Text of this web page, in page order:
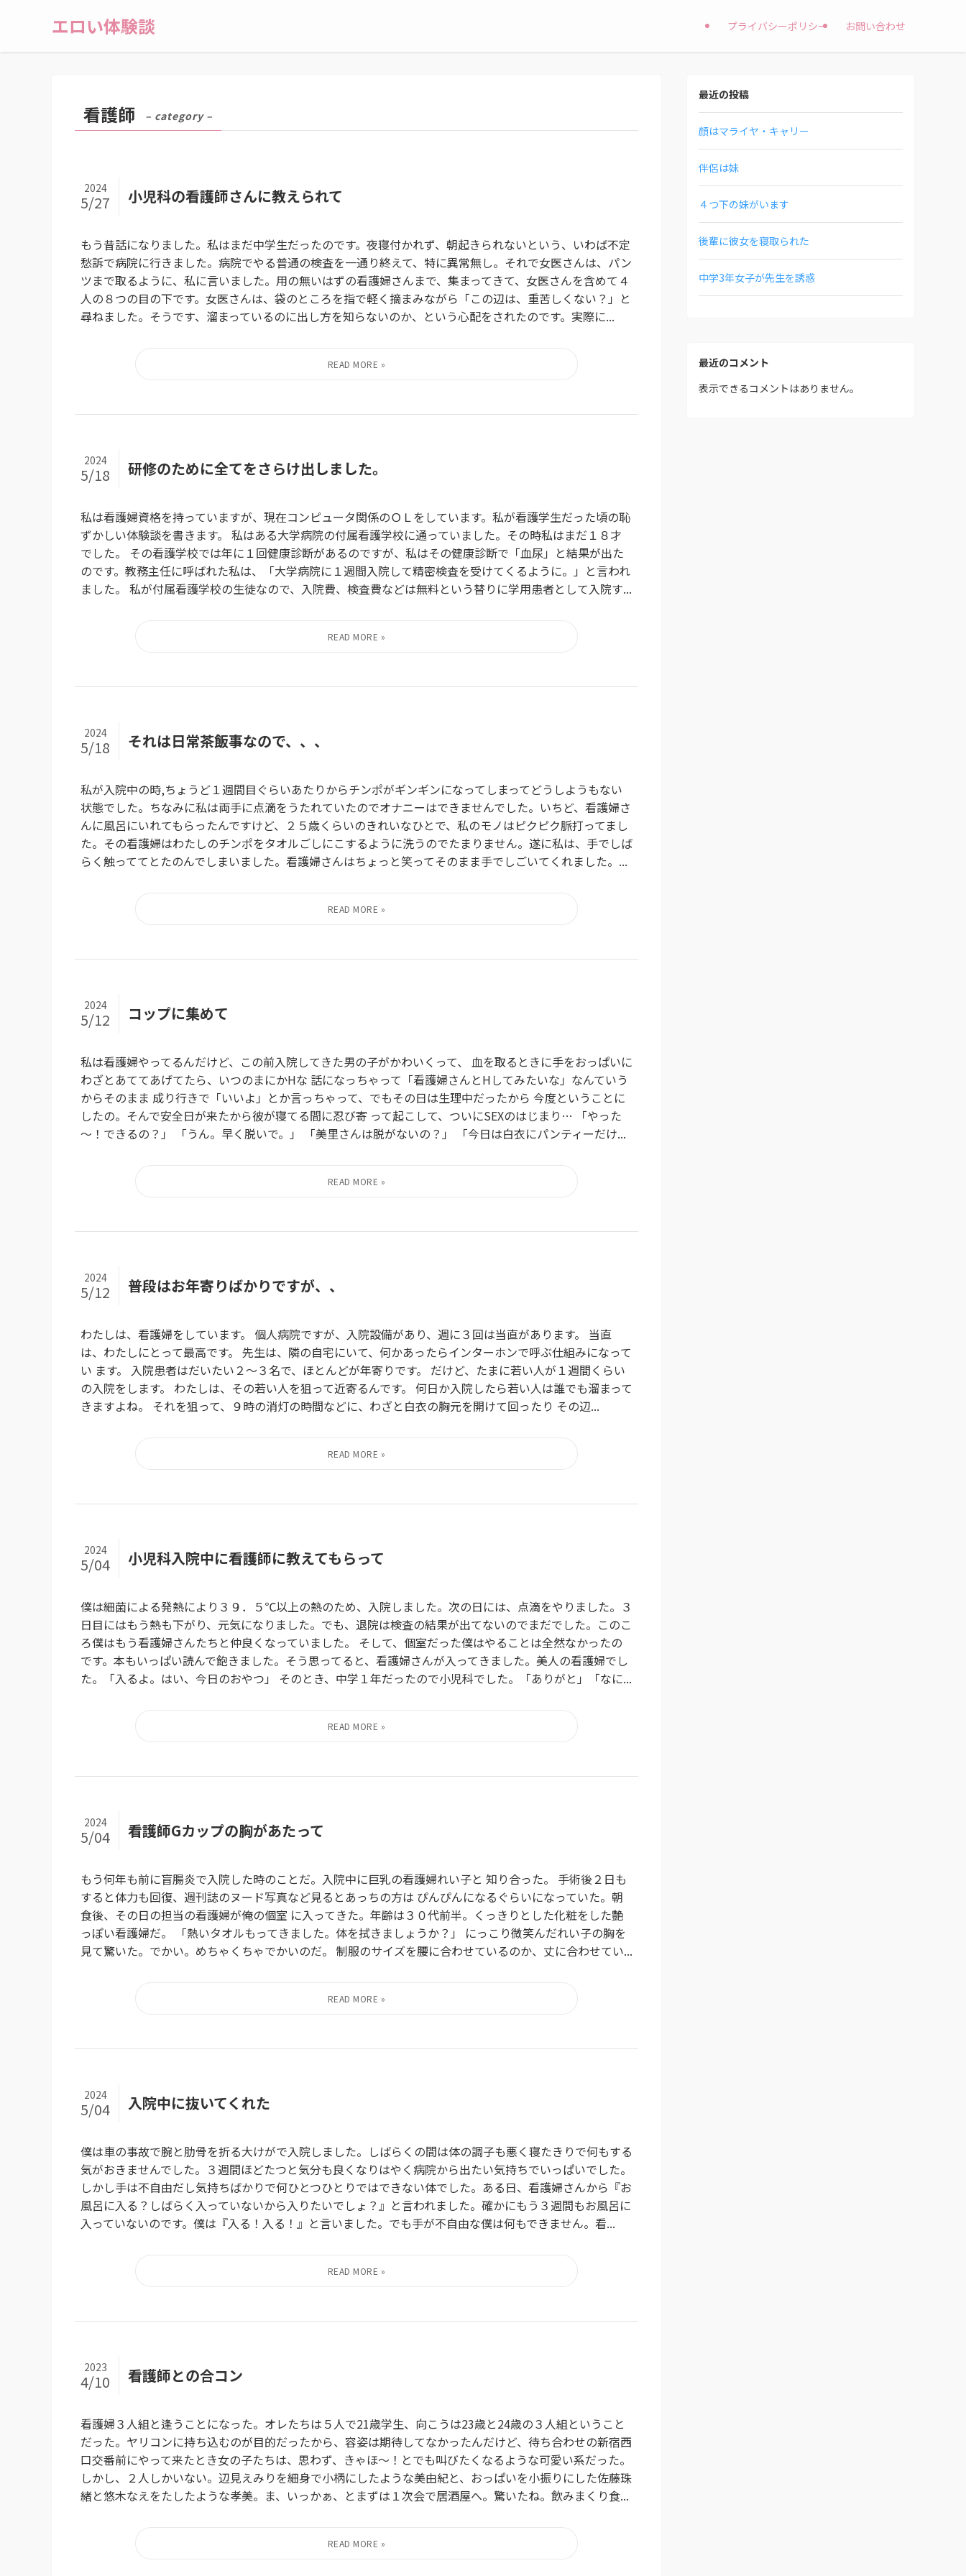
エロい体験談 プライバシーポリシー お問い合わせ
看護師 – category –
小児科の看護師さんに教えられて
2024
5/27
もう昔話になりました。私はまだ中学生だったのです。夜寝付かれず、朝起きられないという、いわば不定
愁訴で病院に行きました。病院でやる普通の検査を一通り終えて、特に異常無し。それで女医さんは、パン
ツまで取るように、私に言いました。用の無いはずの看護婦さんまで、集まってきて、女医さんを含めて４
人の８つの目の下です。女医さんは、袋のところを指で軽く摘まみながら「この辺は、重苦しくない？」と
尋ねました。そうです、溜まっているのに出し方を知らないのか、という心配をされたのです。実際に...
研修のために全てをさらけ出しました。
2024
5/18
私は看護婦資格を持っていますが、現在コンピュータ関係のＯＬをしています。私が看護学生だった頃の恥
ずかしい体験談を書きます。 私はある大学病院の付属看護学校に通っていました。その時私はまだ１８才
でした。 その看護学校では年に１回健康診断があるのですが、私はその健康診断で「血尿」と結果が出た
のです。教務主任に呼ばれた私は、「大学病院に１週間入院して精密検査を受けてくるように。」と言われ
ました。 私が付属看護学校の生徒なので、入院費、検査費などは無料という替りに学用患者として入院す...
それは日常茶飯事なので、、、
2024
5/18
私が入院中の時,ちょうど１週間目ぐらいあたりからチンポがギンギンになってしまってどうしようもない
状態でした。ちなみに私は両手に点滴をうたれていたのでオナニーはできませんでした。いちど、看護婦さ
んに風呂にいれてもらったんですけど、２５歳くらいのきれいなひとで、私のモノはピクピク脈打ってまし
た。その看護婦はわたしのチンポをタオルごしにこするように洗うのでたまりません。遂に私は、手でしば
らく触っててとたのんでしまいました。看護婦さんはちょっと笑ってそのまま手でしごいてくれました。...
コップに集めて
2024
5/12
私は看護婦やってるんだけど、この前入院してきた男の子がかわいくって、 血を取るときに手をおっぱいに
わざとあててあげてたら、いつのまにかHな 話になっちゃって「看護婦さんとHしてみたいな」なんていう
からそのまま 成り行きで「いいよ」とか言っちゃって、でもその日は生理中だったから 今度ということに
したの。そんで安全日が来たから彼が寝てる間に忍び寄 って起こして、ついにSEXのはじまり… 「やった
～！できるの？」 「うん。早く脱いで。」 「美里さんは脱がないの？」 「今日は白衣にパンティーだけ...
普段はお年寄りばかりですが、、
2024
5/12
わたしは、看護婦をしています。 個人病院ですが、入院設備があり、週に３回は当直があります。 当直
は、わたしにとって最高です。 先生は、隣の自宅にいて、何かあったらインターホンで呼ぶ仕組みになって
い ます。 入院患者はだいたい２～３名で、ほとんどが年寄りです。 だけど、たまに若い人が１週間くらい
の入院をします。 わたしは、その若い人を狙って近寄るんです。 何日か入院したら若い人は誰でも溜まって
きますよね。 それを狙って、９時の消灯の時間などに、わざと白衣の胸元を開けて回ったり その辺...
小児科入院中に看護師に教えてもらって
2024
5/04
僕は細菌による発熱により３９．５℃以上の熱のため、入院しました。次の日には、点滴をやりました。３
日目にはもう熱も下がり、元気になりました。でも、退院は検査の結果が出てないのでまだでした。このこ
ろ僕はもう看護婦さんたちと仲良くなっていました。 そして、個室だった僕はやることは全然なかったの
です。本もいっぱい読んで飽きました。そう思ってると、看護婦さんが入ってきました。美人の看護婦でし
た。「入るよ。はい、今日のおやつ」 そのとき、中学１年だったので小児科でした。「ありがと」「なに...
看護師Gカップの胸があたって
2024
5/04
もう何年も前に盲腸炎で入院した時のことだ。入院中に巨乳の看護婦れい子と 知り合った。 手術後２日も
すると体力も回復、週刊誌のヌード写真など見るとあっちの方は ぴんぴんになるぐらいになっていた。朝
食後、その日の担当の看護婦が俺の個室 に入ってきた。年齢は３０代前半。くっきりとした化粧をした艶
っぽい看護婦だ。 「熱いタオルもってきました。体を拭きましょうか？」 にっこり微笑んだれい子の胸を
見て驚いた。でかい。めちゃくちゃでかいのだ。 制服のサイズを腰に合わせているのか、丈に合わせてい...
入院中に抜いてくれた
2024
5/04
僕は車の事故で腕と肋骨を折る大けがで入院しました。しばらくの間は体の調子も悪く寝たきりで何もする
気がおきませんでした。３週間ほどたつと気分も良くなりはやく病院から出たい気持ちでいっぱいでした。
しかし手は不自由だし気持ちばかりで何ひとつひとりではできない体でした。ある日、看護婦さんから『お
風呂に入る？しばらく入っていないから入りたいでしょ？』と言われました。確かにもう３週間もお風呂に
入っていないのです。僕は『入る！入る！』と言いました。でも手が不自由な僕は何もできません。看...
看護師との合コン
2023
4/10
看護婦３人組と逢うことになった。オレたちは５人で21歳学生、向こうは23歳と24歳の３人組ということ
だった。ヤリコンに持ち込むのが目的だったから、容姿は期待してなかったんだけど、待ち合わせの新宿西
口交番前にやって来たとき女の子たちは、思わず、きゃほ～！とでも叫びたくなるような可愛い系だった。
しかし、２人しかいない。辺見えみりを細身で小柄にしたような美由紀と、おっぱいを小振りにした佐藤珠
緒と悠木なえをたしたような孝美。ま、いっかぁ、とまずは１次会で居酒屋へ。驚いたね。飲みまくり食...
最近の投稿
顔はマライヤ・キャリー
伴侶は妹
４つ下の妹がいます
後輩に彼女を寝取られた
中学3年女子が先生を誘惑
最近のコメント
表示できるコメントはありません。